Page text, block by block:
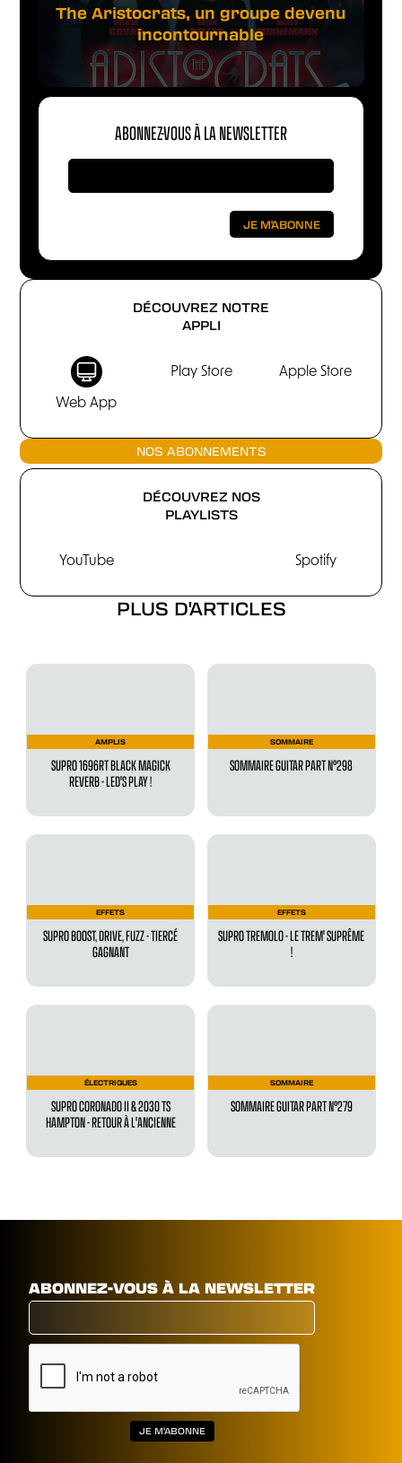
DÉCOUVREZ NOTRE
APPLI
Web App
Play Store Apple Store
NOS ABONNEMENTS
DÉCOUVREZ NOS
PLAYLISTS
YouTube Spotify
The Aristocrats, un groupe devenu
incontournable
ABONNEZ-VOUS À LA NEWSLETTER
PLUS D'ARTICLES
AMPLIS
SUPRO 1696RT BLACK MAGICK
REVERB - LED'S PLAY !
SOMMAIRE
SOMMAIRE GUITAR PART N°298
EFFETS
SUPRO BOOST, DRIVE, FUZZ - TIERCÉ
GAGNANT
EFFETS
SUPRO TREMOLO - LE TREM' SUPRÊME
!
ÉLECTRIQUES
SUPRO CORONADO II & 2030 TS
HAMPTON - RETOUR À L'ANCIENNE
SOMMAIRE
SOMMAIRE GUITAR PART N°279
ABONNEZ-VOUS À LA NEWSLETTER